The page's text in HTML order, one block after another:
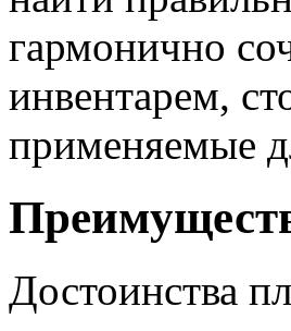
гармонично
инвентарем,
применяемые
Достоинства